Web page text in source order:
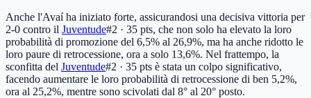
Anche l'Avaí ha iniziato forte, assicurandosi una decisiva vittoria per
2-0 contro il Juventude#2 · 35 pts, che non solo ha elevato la loro
probabilità di promozione del 6,5% al 26,9%, ma ha anche ridotto le
loro paure di retrocessione, ora a solo 13,6%. Nel frattempo, la
sconfitta del Juventude#2 · 35 pts è stata un colpo significativo,
facendo aumentare le loro probabilità di retrocessione di ben 5,2%,
ora al 25,2%, mentre sono scivolati dal 8° al 20° posto.